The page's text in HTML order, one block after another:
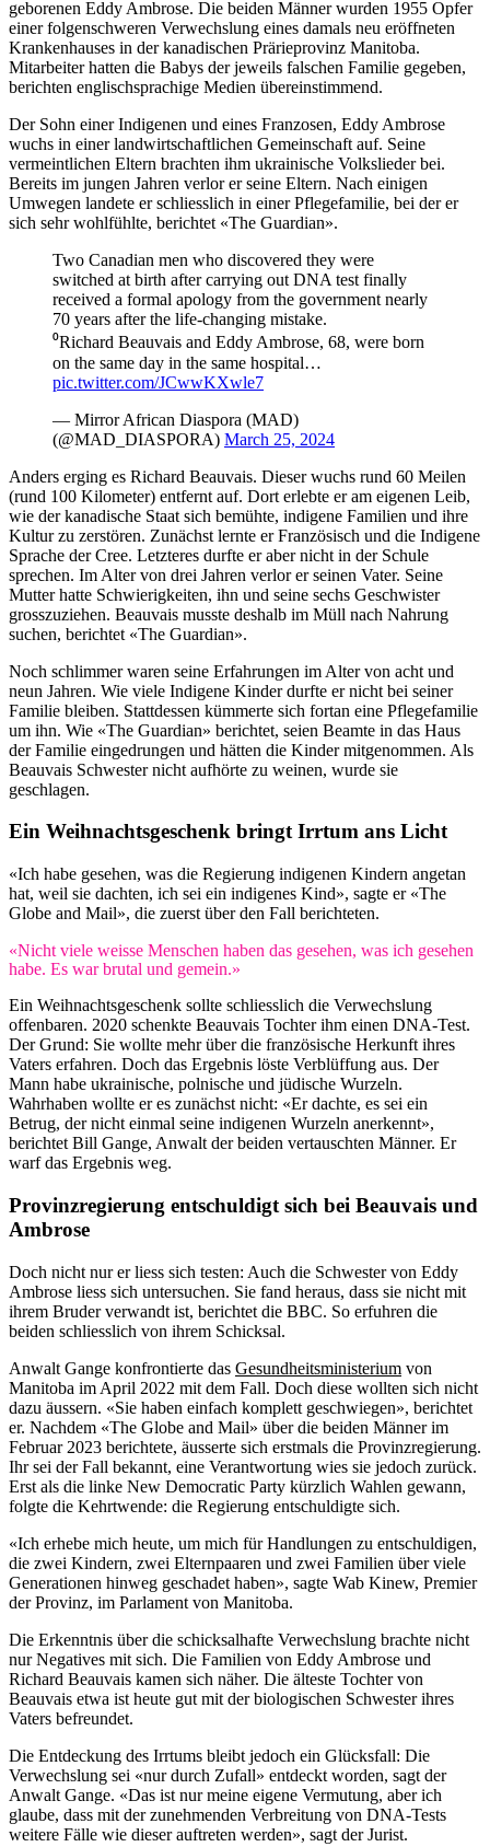
geborenen Eddy Ambrose. Die beiden Männer wurden 1955 Opfer
einer folgenschweren Verwechslung eines damals neu eröffneten
Krankenhauses in der kanadischen Prärieprovinz Manitoba.
Mitarbeiter hatten die Babys der jeweils falschen Familie gegeben,
berichten englischsprachige Medien übereinstimmend.
Der Sohn einer Indigenen und eines Franzosen, Eddy Ambrose
wuchs in einer landwirtschaftlichen Gemeinschaft auf. Seine
vermeintlichen Eltern brachten ihm ukrainische Volkslieder bei.
Bereits im jungen Jahren verlor er seine Eltern. Nach einigen
Umwegen landete er schliesslich in einer Pflegefamilie, bei der er
sich sehr wohlfühlte, berichtet «The Guardian».
Two Canadian men who discovered they were
switched at birth after carrying out DNA test finally
received a formal apology from the government nearly
70 years after the life-changing mistake.
⁰Richard Beauvais and Eddy Ambrose, 68, were born
on the same day in the same hospital…
pic.twitter.com/JCwwKXwle7
— Mirror African Diaspora (MAD)
(@MAD_DIASPORA) March 25, 2024
Anders erging es Richard Beauvais. Dieser wuchs rund 60 Meilen
(rund 100 Kilometer) entfernt auf. Dort erlebte er am eigenen Leib,
wie der kanadische Staat sich bemühte, indigene Familien und ihre
Kultur zu zerstören. Zunächst lernte er Französisch und die Indigene
Sprache der Cree. Letzteres durfte er aber nicht in der Schule
sprechen. Im Alter von drei Jahren verlor er seinen Vater. Seine
Mutter hatte Schwierigkeiten, ihn und seine sechs Geschwister
grosszuziehen. Beauvais musste deshalb im Müll nach Nahrung
suchen, berichtet «The Guardian».
Noch schlimmer waren seine Erfahrungen im Alter von acht und
neun Jahren. Wie viele Indigene Kinder durfte er nicht bei seiner
Familie bleiben. Stattdessen kümmerte sich fortan eine Pflegefamilie
um ihn. Wie «The Guardian» berichtet, seien Beamte in das Haus
der Familie eingedrungen und hätten die Kinder mitgenommen. Als
Beauvais Schwester nicht aufhörte zu weinen, wurde sie
geschlagen.
Ein Weihnachtsgeschenk bringt Irrtum ans Licht
«Ich habe gesehen, was die Regierung indigenen Kindern angetan
hat, weil sie dachten, ich sei ein indigenes Kind», sagte er «The
Globe and Mail», die zuerst über den Fall berichteten.
«Nicht viele weisse Menschen haben das gesehen, was ich gesehen
habe. Es war brutal und gemein.»
Ein Weihnachtsgeschenk sollte schliesslich die Verwechslung
offenbaren. 2020 schenkte Beauvais Tochter ihm einen DNA-Test.
Der Grund: Sie wollte mehr über die französische Herkunft ihres
Vaters erfahren. Doch das Ergebnis löste Verblüffung aus. Der
Mann habe ukrainische, polnische und jüdische Wurzeln.
Wahrhaben wollte er es zunächst nicht: «Er dachte, es sei ein
Betrug, der nicht einmal seine indigenen Wurzeln anerkennt»,
berichtet Bill Gange, Anwalt der beiden vertauschten Männer. Er
warf das Ergebnis weg.
Provinzregierung entschuldigt sich bei Beauvais und
Ambrose
Doch nicht nur er liess sich testen: Auch die Schwester von Eddy
Ambrose liess sich untersuchen. Sie fand heraus, dass sie nicht mit
ihrem Bruder verwandt ist, berichtet die BBC. So erfuhren die
beiden schliesslich von ihrem Schicksal.
Anwalt Gange konfrontierte das Gesundheitsministerium von
Manitoba im April 2022 mit dem Fall. Doch diese wollten sich nicht
dazu äussern. «Sie haben einfach komplett geschwiegen», berichtet
er. Nachdem «The Globe and Mail» über die beiden Männer im
Februar 2023 berichtete, äusserte sich erstmals die Provinzregierung.
Ihr sei der Fall bekannt, eine Verantwortung wies sie jedoch zurück.
Erst als die linke New Democratic Party kürzlich Wahlen gewann,
folgte die Kehrtwende: die Regierung entschuldigte sich.
«Ich erhebe mich heute, um mich für Handlungen zu entschuldigen,
die zwei Kindern, zwei Elternpaaren und zwei Familien über viele
Generationen hinweg geschadet haben», sagte Wab Kinew, Premier
der Provinz, im Parlament von Manitoba.
Die Erkenntnis über die schicksalhafte Verwechslung brachte nicht
nur Negatives mit sich. Die Familien von Eddy Ambrose und
Richard Beauvais kamen sich näher. Die älteste Tochter von
Beauvais etwa ist heute gut mit der biologischen Schwester ihres
Vaters befreundet.
Die Entdeckung des Irrtums bleibt jedoch ein Glücksfall: Die
Verwechslung sei «nur durch Zufall» entdeckt worden, sagt der
Anwalt Gange. «Das ist nur meine eigene Vermutung, aber ich
glaube, dass mit der zunehmenden Verbreitung von DNA-Tests
weitere Fälle wie dieser auftreten werden», sagt der Jurist.